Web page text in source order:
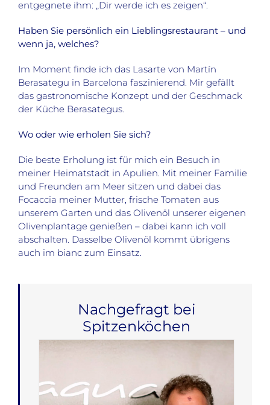
entgegnete ihm: „Dir werde ich es zeigen“.
Haben Sie persönlich ein Lieblingsrestaurant – und
wenn ja, welches?
Im Moment finde ich das Lasarte von Martín
Berasategu in Barcelona faszinierend. Mir gefällt
das gastronomische Konzept und der Geschmack
der Küche Berasategus.
Wo oder wie erholen Sie sich?
Die beste Erholung ist für mich ein Besuch in
meiner Heimatstadt in Apulien. Mit meiner Familie
und Freunden am Meer sitzen und dabei das
Focaccia meiner Mutter, frische Tomaten aus
unserem Garten und das Olivenöl unserer eigenen
Olivenplantage genießen – dabei kann ich voll
abschalten. Dasselbe Olivenöl kommt übrigens
auch im bianc zum Einsatz.
Nachgefragt bei
Spitzenköchen